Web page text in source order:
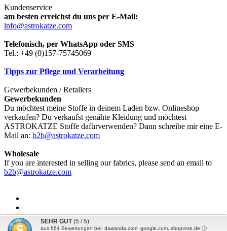
Kundenservice
am besten erreichst du uns per E-Mail:
info@astrokatze.com
Telefonisch, per WhatsApp oder SMS
Tel.: +49 (0)157-75745069
Tipps zur Pflege und Verarbeitung
Gewerbekunden / Retailers
Gewerbekunden
Du möchtest meine Stoffe in deinem Laden bzw. Onlineshop
verkaufen? Du verkaufst genähte Kleidung und möchtest
ASTROKATZE Stoffe dafürverwenden? Dann schreibe mir eine E-
Mail an: b2b@astrokatze.com
Wholesale
If you are interested in selling our fabrics, please send an email to
b2b@astrokatze.com
SEHR GUT (5 / 5)
aus 664 Bewertungen bei: dawanda.com, google.com, shopvote.de ⓘ